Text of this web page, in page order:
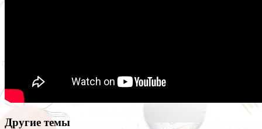
Другие темы